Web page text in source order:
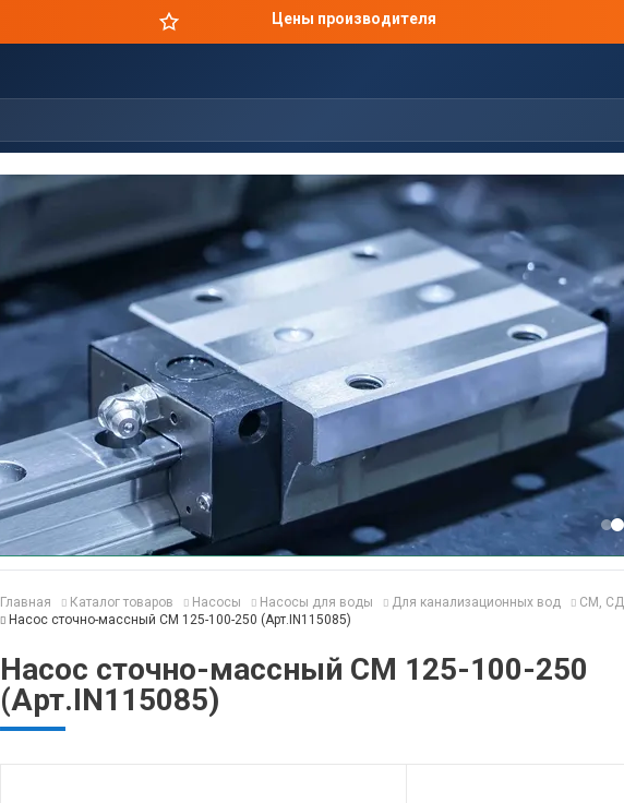
Цены производителя
Главная Каталог товаров Насосы Насосы для воды Для канализационных вод
СМ, СД
Насос сточно-массный СМ 125-100-250 (Арт.IN115085)
Насос сточно-массный СМ 125-100-250
(Арт.IN115085)